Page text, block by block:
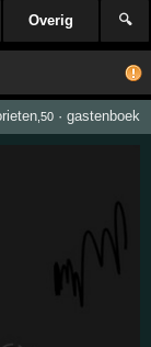
Overig 🔍
,50· gastenboek